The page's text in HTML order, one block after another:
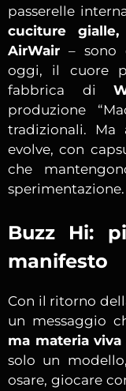
passerelle
cuciture
AirWair – sono
oggi, il cuore
fabbrica di
produzione
tradizionali. Ma
evolve, con
che
sperimentazione.
Buzz Hi:
manifesto
Con il ritorno
un messaggio
ma materia
solo un
osare, giocare